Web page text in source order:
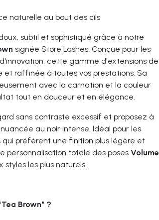
naturelle au bout des cils
subtil et sophistiqué grâce à notre
signée Store Lashes. Conçue pour les
cette gamme d'extensions de
et raffinée à toutes vos prestations. Sa
avec la carnation et la couleur
tout en douceur et en élégance.
sans contraste excessif et proposez à
au noir intense. Idéal pour les
qui préfèrent une finition plus légère et
personnalisation totale des poses Volume
styles les plus naturels.
Brown" ?